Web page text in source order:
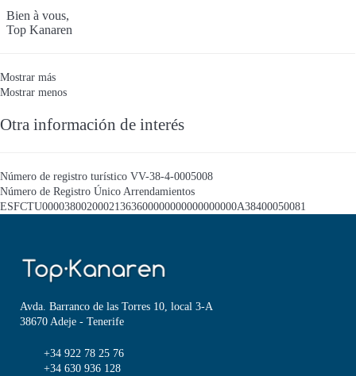
Bien à vous,
Top Kanaren
Mostrar más
Mostrar menos
Otra información de interés
Número de registro turístico VV-38-4-0005008
Número de Registro Único Arrendamientos
ESFCTU00003800200021363600000000000000000A38400050081
Avda. Barranco de las Torres 10, local 3-A
38670 Adeje - Tenerife
+34 922 78 25 76
+34 630 936 128